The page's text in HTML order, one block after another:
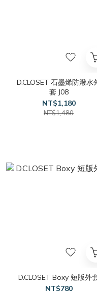
D.CLOSET 石墨烯防潑水
套 J08
NT$1,180
NT$1,480
D.CLOSET Boxy 短版外
NT$780